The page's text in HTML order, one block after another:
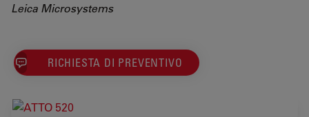
Leica Microsystems
RICHIESTA DI PREVENTIVO